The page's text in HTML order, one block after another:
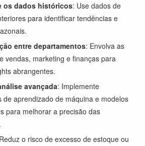
os dados históricos: Use dados de
para identificar tendências e
entre departamentos: Envolva as
vendas, marketing e finanças para
abrangentes.
avançada: Implemente
de aprendizado de máquina e modelos
para melhorar a precisão das
o risco de excesso de estoque ou